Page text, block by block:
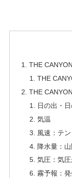
THE
THE
THE
日の出・
気温
風速：テ
降水量：
気圧：気
霧予報：